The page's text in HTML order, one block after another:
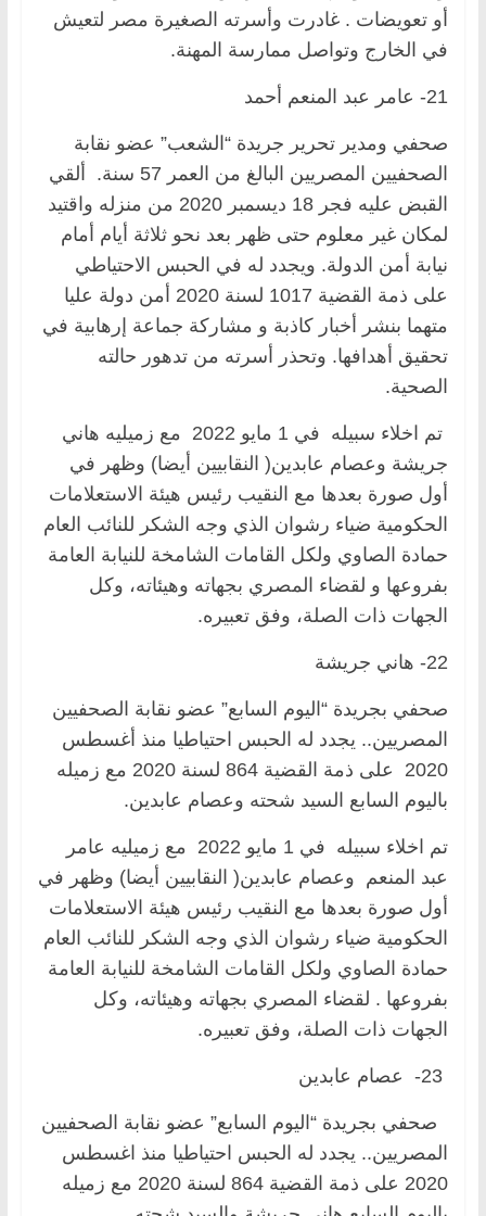
أو تعويضات . غادرت وأسرته الصغيرة مصر لتعيش
في الخارج وتواصل ممارسة المهنة.
21- عامر عبد المنعم أحمد
صحفي ومدير تحرير جريدة “الشعب” عضو نقابة
الصحفيين المصريين البالغ من العمر 57 سنة. ألقي
القبض عليه فجر 18 ديسمبر 2020 من منزله واقتيد
لمكان غير معلوم حتى ظهر بعد نحو ثلاثة أيام أمام
نيابة أمن الدولة. ويجدد له في الحبس الاحتياطي
على ذمة القضية 1017 لسنة 2020 أمن دولة عليا
متهما بنشر أخبار كاذبة و مشاركة جماعة إرهابية في
تحقيق أهدافها. وتحذر أسرته من تدهور حالته
الصحية.
تم اخلاء سبيله في 1 مايو 2022 مع زميليه هاني
جريشة وعصام عابدين( النقابيين أيضا) وظهر في
أول صورة بعدها مع النقيب رئيس هيئة الاستعلامات
الحكومية ضياء رشوان الذي وجه الشكر للنائب العام
حمادة الصاوي ولكل القامات الشامخة للنيابة العامة
بفروعها و لقضاء المصري بجهاته وهيئاته، وكل
الجهات ذات الصلة، وفق تعبيره.
22- هاني جريشة
صحفي بجريدة “اليوم السابع” عضو نقابة الصحفيين
المصريين.. يجدد له الحبس احتياطيا منذ أغسطس
2020 على ذمة القضية 864 لسنة 2020 مع زميله
باليوم السابع السيد شحته وعصام عابدين.
تم اخلاء سبيله في 1 مايو 2022 مع زميليه عامر
عبد المنعم وعصام عابدين( النقابيين أيضا) وظهر في
أول صورة بعدها مع النقيب رئيس هيئة الاستعلامات
الحكومية ضياء رشوان الذي وجه الشكر للنائب العام
حمادة الصاوي ولكل القامات الشامخة للنيابة العامة
بفروعها . لقضاء المصري بجهاته وهيئاته، وكل
الجهات ذات الصلة، وفق تعبيره.
صحفي بجريدة “اليوم السابع” عضو نقابة الصحفيين
المصريين.. يجدد له الحبس احتياطيا منذ اغسطس
2020 على ذمة القضية 864 لسنة 2020 مع زميله